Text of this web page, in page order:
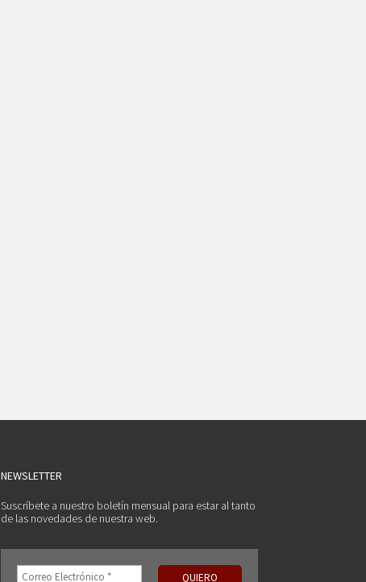
NEWSLETTER
Suscríbete a nuestro boletín mensual para estar al tanto
de las novedades de nuestra web.